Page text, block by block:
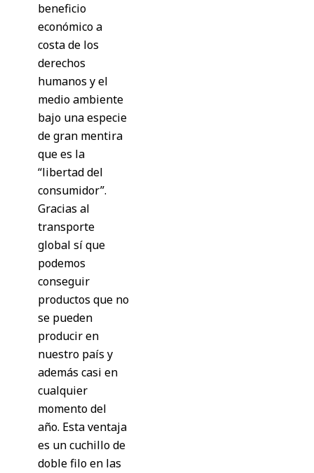
beneficio
económico a
costa de los
derechos
humanos y el
medio ambiente
bajo una especie
de gran mentira
que es la
“libertad del
consumidor”.
Gracias al
transporte
global sí que
podemos
conseguir
productos que no
se pueden
producir en
nuestro país y
además casi en
cualquier
momento del
año. Esta ventaja
es un cuchillo de
doble filo en las